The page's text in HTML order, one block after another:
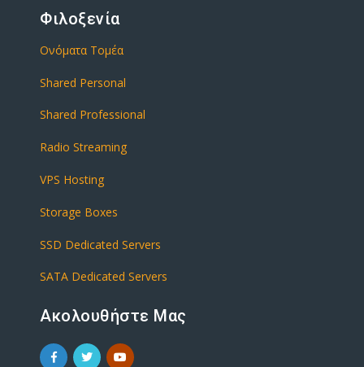
Φιλοξενία
Ονόματα Τομέα
Shared Personal
Shared Professional
Radio Streaming
VPS Hosting
Storage Boxes
SSD Dedicated Servers
SATA Dedicated Servers
Ακολουθήστε Μας